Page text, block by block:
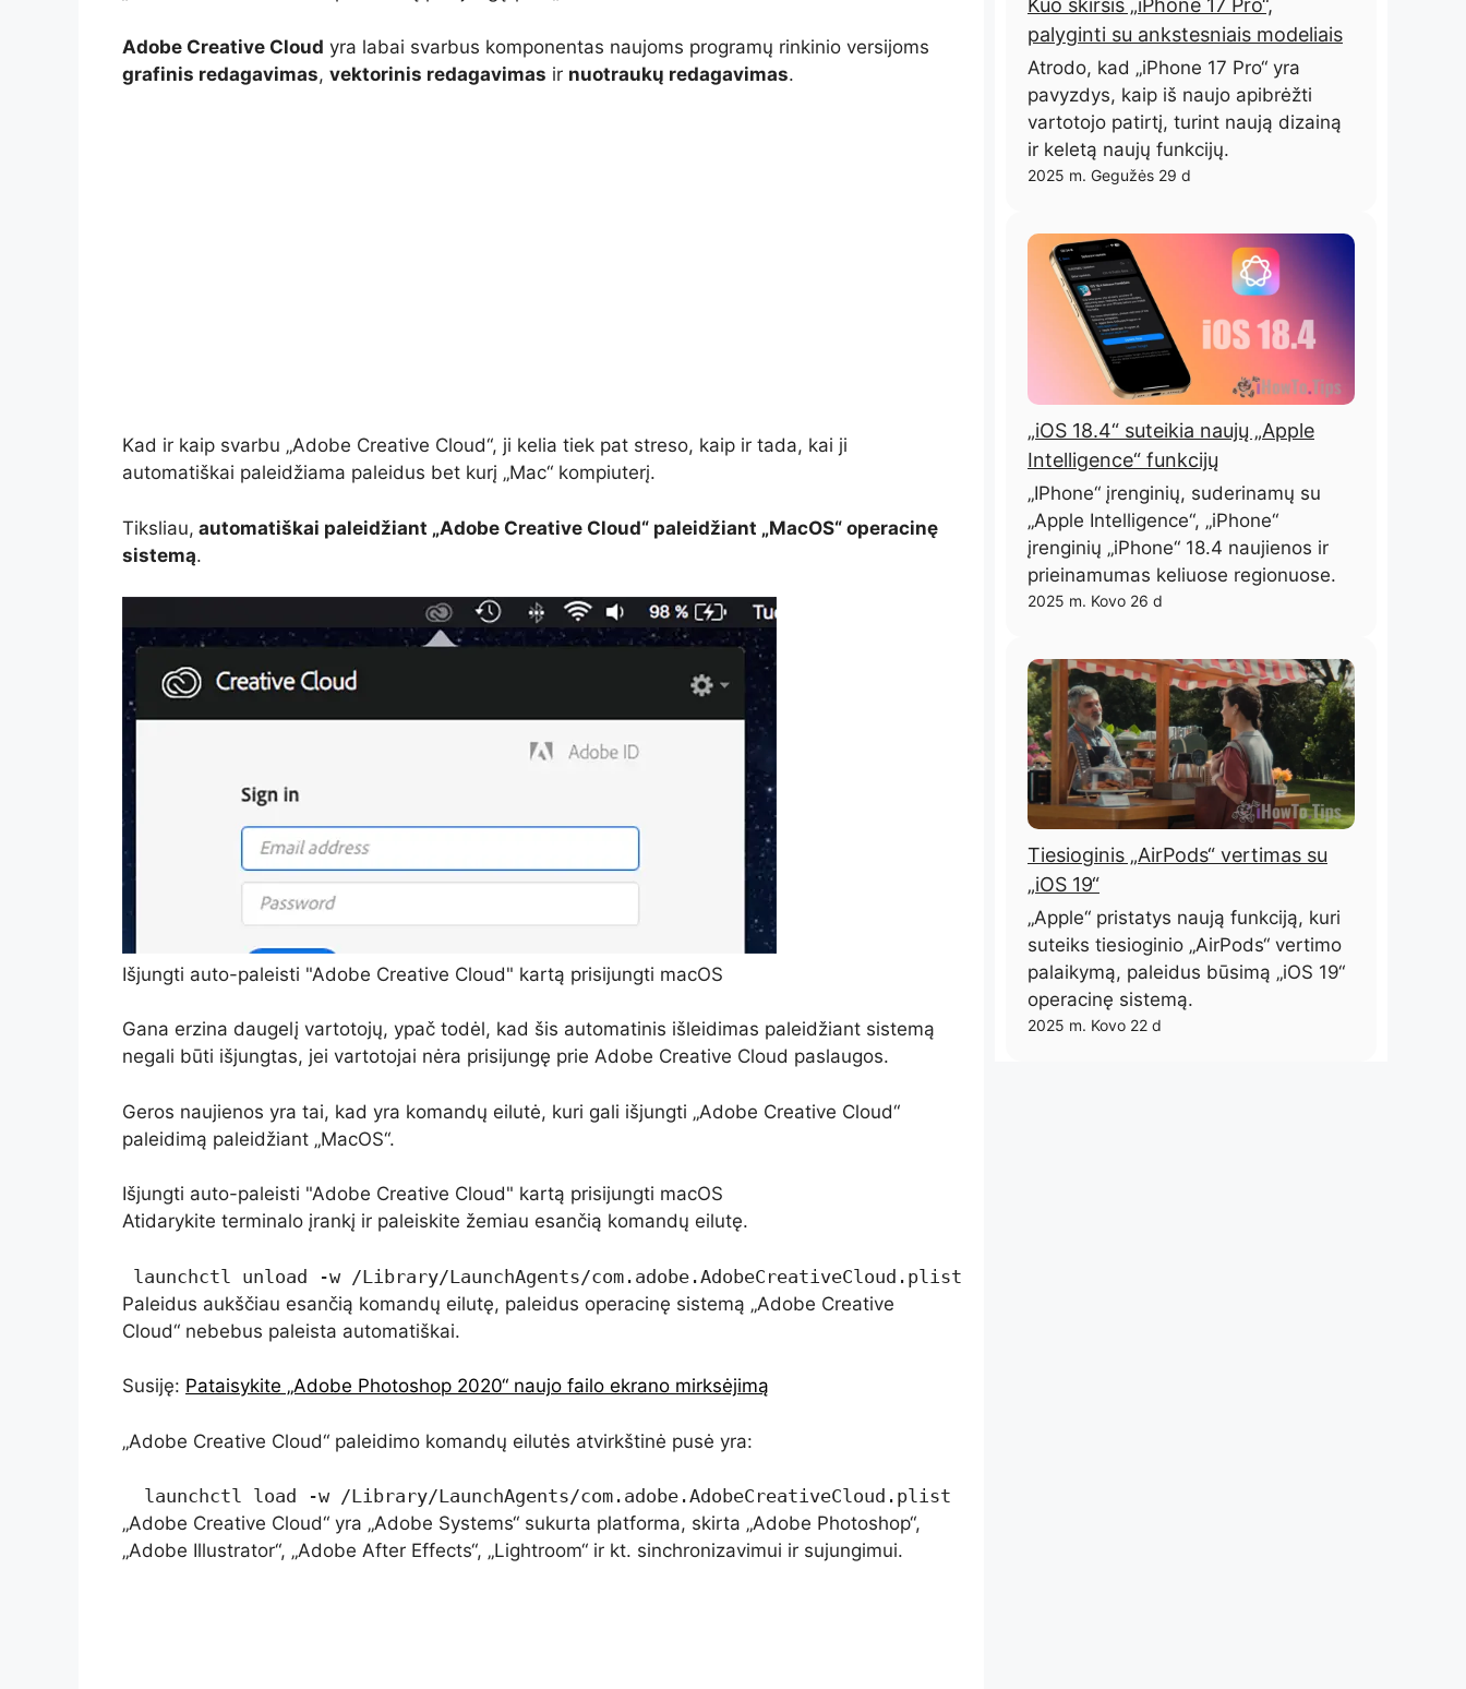
Adobe Creative Cloud yra labai svarbus komponentas naujoms programų rinkinio versijoms
grafinis redagavimas, vektorinis redagavimas ir nuotraukų redagavimas.
Kad ir kaip svarbu „Adobe Creative Cloud“, ji kelia tiek pat streso, kaip ir tada, kai ji
automatiškai paleidžiama paleidus bet kurį „Mac“ kompiuterį.
Tiksliau, automatiškai paleidžiant „Adobe Creative Cloud“ paleidžiant „MacOS“ operacinę
sistemą.
Išjungti auto-paleisti "Adobe Creative Cloud" kartą prisijungti macOS
Gana erzina daugelį vartotojų, ypač todėl, kad šis automatinis išleidimas paleidžiant sistemą
negali būti išjungtas, jei vartotojai nėra prisijungę prie Adobe Creative Cloud paslaugos.
Geros naujienos yra tai, kad yra komandų eilutė, kuri gali išjungti „Adobe Creative Cloud“
paleidimą paleidžiant „MacOS“.
Išjungti auto-paleisti "Adobe Creative Cloud" kartą prisijungti macOS
Atidarykite terminalo įrankį ir paleiskite žemiau esančią komandų eilutę.
launchctl unload -w /Library/LaunchAgents/com.adobe.AdobeCreativeCloud.plist
Paleidus aukščiau esančią komandų eilutę, paleidus operacinę sistemą „Adobe Creative
Cloud“ nebebus paleista automatiškai.
Susiję: Pataisykite „Adobe Photoshop 2020“ naujo failo ekrano mirksėjimą
„Adobe Creative Cloud“ paleidimo komandų eilutės atvirkštinė pusė yra:
  launchctl load -w /Library/LaunchAgents/com.adobe.AdobeCreativeCloud.plist
„Adobe Creative Cloud“ yra „Adobe Systems“ sukurta platforma, skirta „Adobe Photoshop“,
„Adobe Illustrator“, „Adobe After Effects“, „Lightroom“ ir kt. sinchronizavimui ir sujungimui.
Kuo skirsis „iPhone 17 Pro“,
palyginti su ankstesniais modeliais
Atrodo, kad „iPhone 17 Pro“ yra
pavyzdys, kaip iš naujo apibrėžti
vartotojo patirtį, turint naują dizainą
ir keletą naujų funkcijų.
2025 m. Gegužės 29 d
„iOS 18.4“ suteikia naujų „Apple
Intelligence“ funkcijų
„IPhone“ įrenginių, suderinamų su
„Apple Intelligence“, „iPhone“
įrenginių „iPhone“ 18.4 naujienos ir
prieinamumas keliuose regionuose.
2025 m. Kovo 26 d
Tiesioginis „AirPods“ vertimas su
„iOS 19“
„Apple“ pristatys naują funkciją, kuri
suteiks tiesioginio „AirPods“ vertimo
palaikymą, paleidus būsimą „iOS 19“
operacinę sistemą.
2025 m. Kovo 22 d